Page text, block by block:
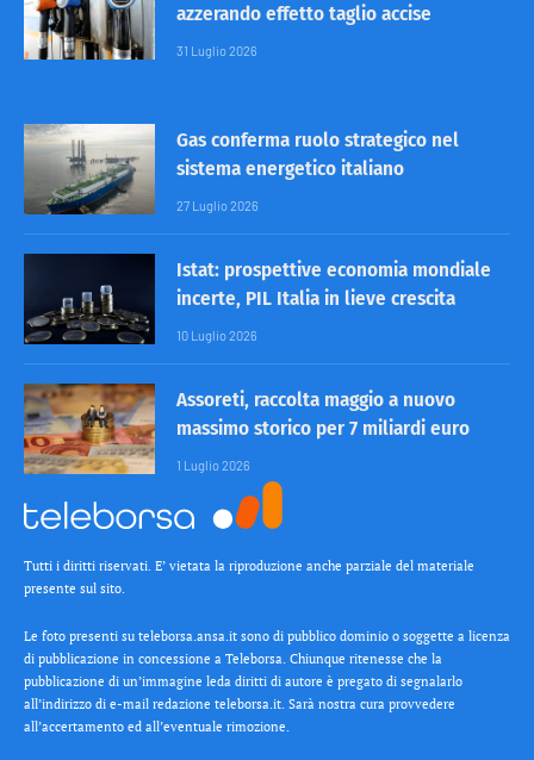
azzerando effetto taglio accise
31 Luglio 2026
Gas conferma ruolo strategico nel
sistema energetico italiano
27 Luglio 2026
Istat: prospettive economia mondiale
incerte, PIL Italia in lieve crescita
10 Luglio 2026
Assoreti, raccolta maggio a nuovo
massimo storico per 7 miliardi euro
1 Luglio 2026
Tutti i diritti riservati. E’ vietata la riproduzione anche parziale del materiale
presente sul sito.
Le foto presenti su teleborsa.ansa.it sono di pubblico dominio o soggette a licenza
di pubblicazione in concessione a Teleborsa. Chiunque ritenesse che la
pubblicazione di un’immagine leda diritti di autore è pregato di segnalarlo
all’indirizzo di e-mail redazione teleborsa.it. Sarà nostra cura provvedere
all’accertamento ed all’eventuale rimozione.